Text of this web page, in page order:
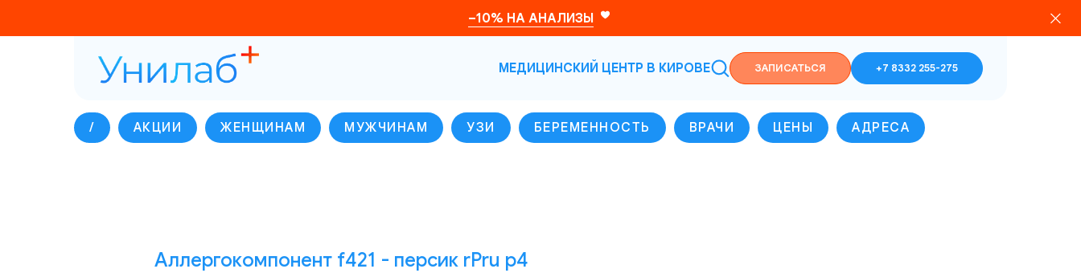
–10% НА АНАЛИЗЫ
МЕДИЦИНСКИЙ ЦЕНТР В КИРОВЕ ЗАПИСАТЬСЯ +7 8332 255-275
/ АКЦИИ ЖЕНЩИНАМ МУЖЧИНАМ УЗИ БЕРЕМЕННОСТЬ ВРАЧИ ЦЕНЫ АДРЕСА
Аллергокомпонент f421 - персик rPru p4